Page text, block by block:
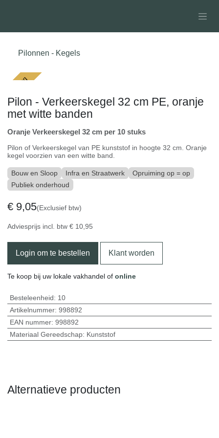
Pilonnen - Kegels
Opruiming
Pilon - Verkeerskegel 32 cm PE, oranje
met witte banden
Oranje Verkeerskegel 32 cm per 10 stuks
Pilon of Verkeerskegel van PE kunststof in hoogte 32 cm. Oranje
kegel voorzien van een witte band.
Bouw en Sloop Infra en Straatwerk
Opruiming op = op
Publiek onderhoud
€ 9,05(Exclusief btw)
Adviesprijs incl. btw € 10,95
Login om te bestellen Klant worden
Te koop bij uw lokale vakhandel of online
Besteleenheid: 10
Artikelnummer: 998892
EAN nummer: 998892
Materiaal Gereedschap: Kunststof
Alternatieve producten